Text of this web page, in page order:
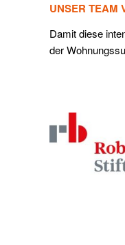
UNSER TEAM
Damit diese
der